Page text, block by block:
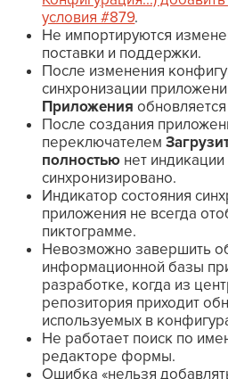
условия #879.
Не импортируются
поставки и поддержки.
После изменения
синхронизации
Приложения
После создания
переключателем
полностью нет
синхронизировано.
Индикатор состояния
приложения не всегда
пиктограмме.
Невозможно завершить
информационной базы
разработке, когда из
репозитория приходит
используемых в
Не работает поиск по
редакторе формы.
Ошибка «нельзя